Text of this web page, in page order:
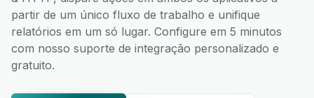
partir de um único fluxo de trabalho e unifique
relatórios em um só lugar. Configure em 5 minutos
com nosso suporte de integração personalizado e
gratuito.